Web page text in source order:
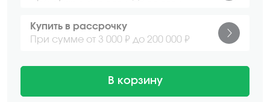
Купить в рассрочку
При сумме от 3 000 ₽ до 200 000 ₽
В корзину